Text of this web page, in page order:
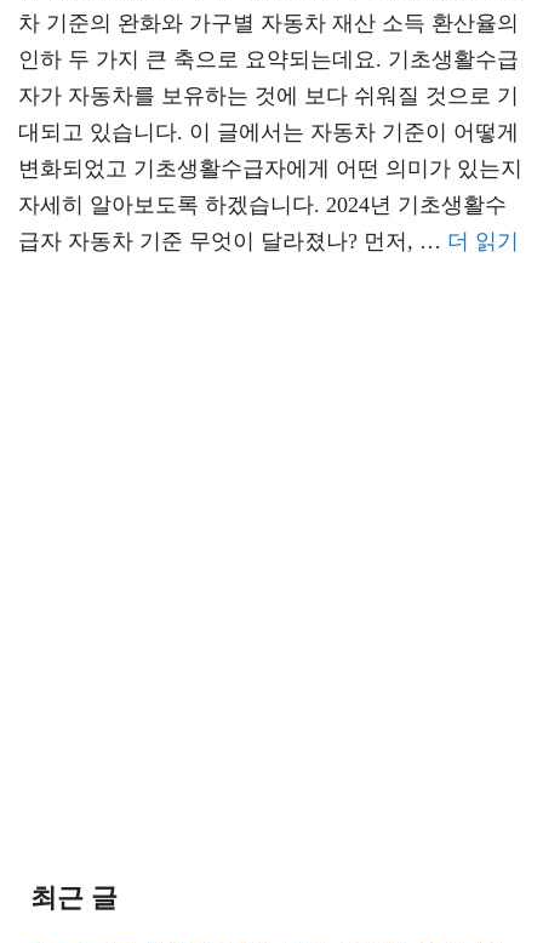
차 기준의 완화와 가구별 자동차 재산 소득 환산율의
인하 두 가지 큰 축으로 요약되는데요. 기초생활수급
자가 자동차를 보유하는 것에 보다 쉬워질 것으로 기
대되고 있습니다. 이 글에서는 자동차 기준이 어떻게
변화되었고 기초생활수급자에게 어떤 의미가 있는지
자세히 알아보도록 하겠습니다. 2024년 기초생활수
급자 자동차 기준 무엇이 달라졌나? 먼저, … 더 읽기
최근 글